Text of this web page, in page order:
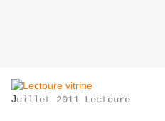
Juillet 2011 Lectoure